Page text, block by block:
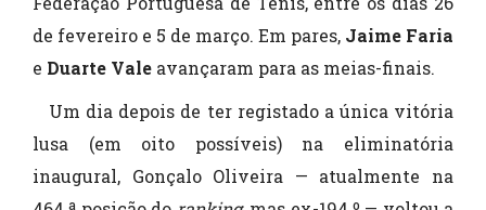
de fevereiro e 5 de março. Em pares, Jaime Faria
e Duarte Vale avançaram para as meias-finais.
Um dia depois de ter registado a única vitória
lusa (em oito possíveis) na eliminatória
inaugural, Gonçalo Oliveira — atualmente na